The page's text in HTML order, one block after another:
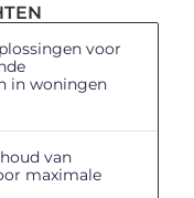
voor
in woningen
van
maximale